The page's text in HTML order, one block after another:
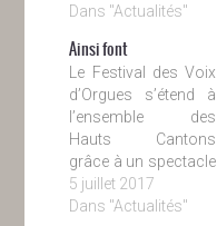
17 février 2018.
mairie pour avoir la
confirmation que
votre ville est bien
concernée.
http://www.le-
recensement-et-
moi.fr
Dans "Actualités"
Ainsi font
Le Festival des Voix
d’Orgues s’étend à
l’ensemble des
Hauts Cantons
grâce à un spectacle
venu directement de
Taipei. En effet “Les
5 juillet 2017
Dans "Actualités"